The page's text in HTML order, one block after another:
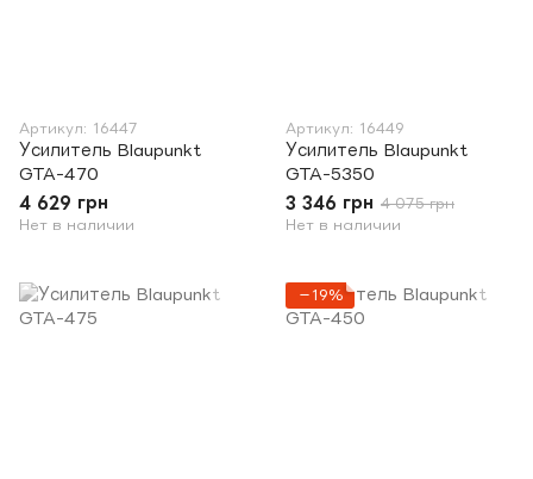
Артикул: 16447
Усилитель Blaupunkt
GTA-470
4 629 грн
Нет в наличии
Артикул: 16449
Усилитель Blaupunkt
GTA-5350
3 346 грн 4 075 грн
Нет в наличии
−19%